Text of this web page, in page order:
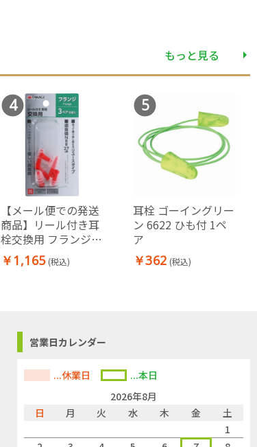
もっと見る
4
【メール便での発送
商品】リール付き耳
栓交換用 フランジ3
ペア
￥1,165 (税込)
5
耳栓 ゴーイングリー
ン 6622 ひも付 1ペ
ア
￥362 (税込)
営業日カレンダー
...休業日
...本日
2026年8月
日
月 火 水 木 金
土
1